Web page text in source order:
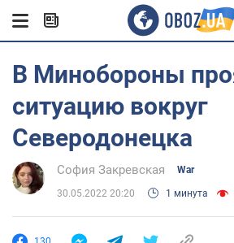
В Минобороны
ситуацию вокруг
Северодонецка
София Закревская War
30.05.2022 20:20 1 минута